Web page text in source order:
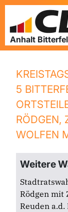
5
RÖDGEN,
WOLFEN
Weitere
Rödgen mit
Reuden